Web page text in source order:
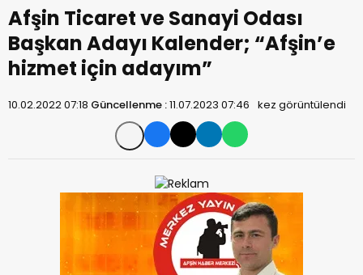
için adayım”
Afşin Ticaret ve Sanayi Odası
Başkan Adayı Kalender; “Afşin’e
hizmet için adayım”
10.02.2022 07:18 Güncellenme :11.07.2023 07:46 kez görüntülendi